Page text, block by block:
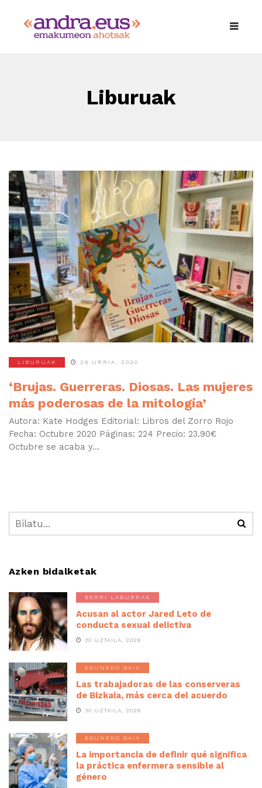
Liburuak
LIBURUAK 29 URRIA, 2020
‘Brujas. Guerreras. Diosas. Las mujeres
más poderosas de la mitología’
Autora: Kate Hodges Editorial: Libros del Zorro Rojo
Fecha: Octubre 2020 Páginas: 224 Precio: 23.90€
Octubre se acaba y...
Azken bidalketak
BERRI LABURRAK
Acusan al actor Jared Leto de
conducta sexual delictiva
30 UZTAILA, 2026
EGUNEKO GAIA
Las trabajadoras de las conserveras
de Bizkaia, más cerca del acuerdo
30 UZTAILA, 2026
EGUNEKO GAIA
La importancia de definir qué significa
la práctica enfermera sensible al
género